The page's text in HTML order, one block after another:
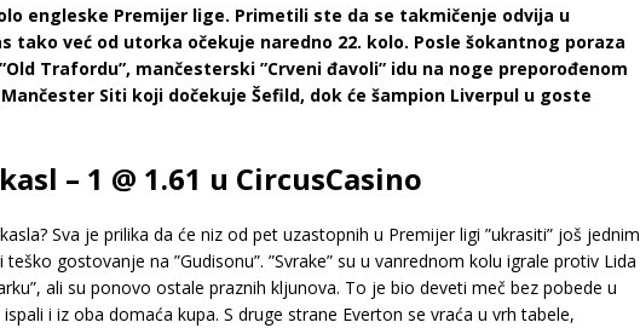
engleske Premijer lige. Primetili ste da se takmičenje odvija u
tako već od utorka očekuje naredno 22. kolo. Posle šokantnog poraza
Trafordu”, mančesterski ”Crveni đavoli” idu na noge preporođenom
Siti koji dočekuje Šefild, dok će šampion Liverpul u goste
– 1 @ 1.61 u CircusCasino
Sva je prilika da će niz od pet uzastopnih u Premijer ligi ”ukrasiti” još jednim
gostovanje na ”Gudisonu”. ”Svrake” su u vanrednom kolu igrale protiv Lida
ali su ponovo ostale praznih kljunova. To je bio deveti meč bez pobede u
i iz oba domaća kupa. S druge strane Everton se vraća u vrh tabele,